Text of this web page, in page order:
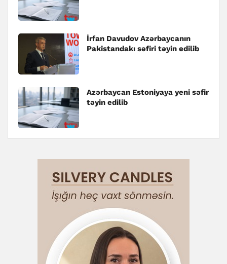
İrfan Davudov Azərbaycanın
Pakistandakı səfiri təyin edilib
Azərbaycan Estoniyaya yeni səfir
təyin edilib